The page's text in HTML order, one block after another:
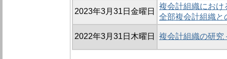
2023年3月31日金曜日
複会計組織にお
全部複会計組織
2022年3月31日木曜日 複会計組織の研